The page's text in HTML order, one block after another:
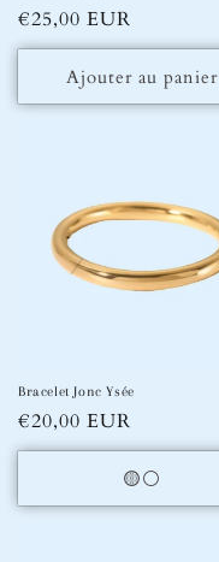
Prix
habituel
€25,00 EUR
Ajouter au panier
Bracelet Jonc Ysée
Prix
habituel
€20,00 EUR
🟡⚪️